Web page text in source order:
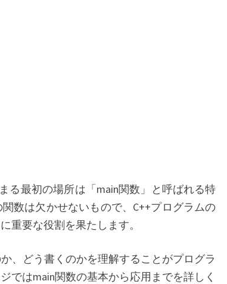
る最初の場所は「main関数」と呼ばれる特
数は欠かせないもので、C++プログラムの
重要な役割を果たします。
、どう書くのかを理解することがプログラ
ではmain関数の基本から応用までを詳しく